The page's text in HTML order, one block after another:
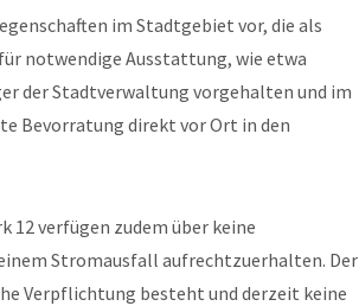
im Stadtgebiet vor, die als
notwendige Ausstattung, wie etwa
der Stadtverwaltung vorgehalten und im
Bevorratung direkt vor Ort in den
verfügen zudem über keine
Stromausfall aufrechtzuerhalten. Der
Verpflichtung besteht und derzeit keine